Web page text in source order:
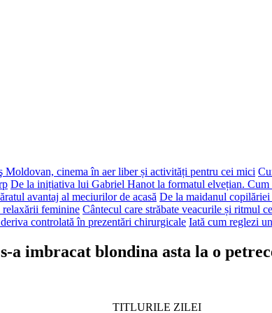
cinema în aer liber și activități pentru cei mici
De la inițiativa lui Gabriel Hanot la formatul elvețian.
avantaj al meciurilor de acasă De la maidanul
relaxării feminine Cântecul care străbate veacurile și ritmul
controlată în prezentări chirurgicale Iată cum reglezi
imbracat blondina asta la o
TITLURILE ZILEI